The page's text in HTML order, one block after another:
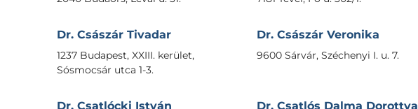
Dr. Császár Tivadar
1237 Budapest, XXIII. kerület,
Sósmocsár utca 1-3.
Dr. Császár Veronika
9600 Sárvár, Széchenyi I. u. 7.
Dr. Csatlócki István Dr. Csatlós Dalma Dorottya